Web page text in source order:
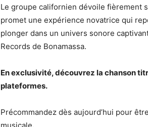
Le groupe californien dévoile fièrement
promet une expérience novatrice qui
plonger dans un univers sonore
Records de Bonamassa.
En exclusivité, découvrez la chanson
plateformes.
Précommandez dès aujourd’hui pour
musicale.